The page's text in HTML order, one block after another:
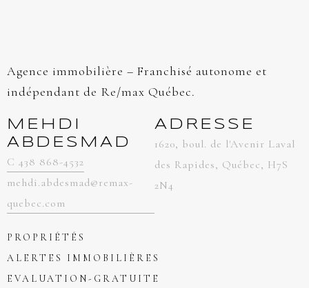
Agence immobilière – Franchisé autonome et
indépendant de Re/max Québec.
MEHDI
ABDESMAD
C 438 868-4532
mehdi.abdesmad@remax-
quebec.com
ADRESSE
1620, boul. de l'Avenir Laval
des Rapides, Québec, H7S
2N4
PROPRIÉTÉS
ALERTES IMMOBILIÈRES
EVALUATION-GRATUITE